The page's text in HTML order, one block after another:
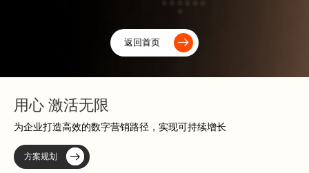
返回首页
用心 激活无限
为企业打造高效的数字营销路径，实现可持续增长
方案规划